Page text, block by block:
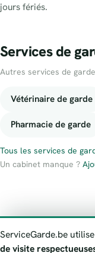
jours fériés.
Services de
Autres services de
Vétérinaire de garde
Pharmacie de garde
Tous les services de
Un cabinet manque ?
AvertissementSignaler
ServiceGarde.be
de visite